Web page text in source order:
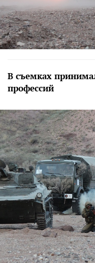
В съемках
профессий